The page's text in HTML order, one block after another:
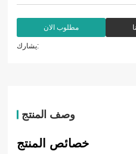
مطلوب الان
يشارك:
وصف المنتج
خصائص المنتج